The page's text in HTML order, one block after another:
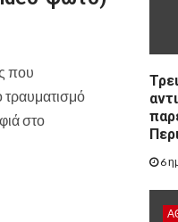
που
τραυματισμό
στο
6